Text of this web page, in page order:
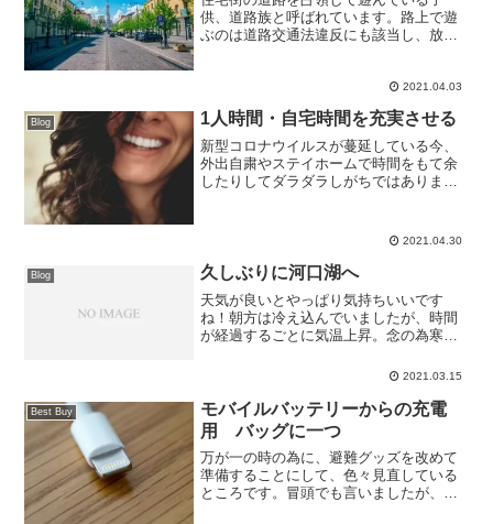
供、道路族と呼ばれています。路上で遊
ぶのは道路交通法違反にも該当し、放っ
ば解決することができるのか、うっかり
間違った行動をしない為にも事前調査が
必要です
2021.04.03
Blog 1人時間・自宅時間を充実させる
新型コロナウイルスが蔓延している今、
外出自粛やステイホームで時間をもて余
したりしてダラダラしがちではありませ
の仕事も充実させることができるでしょ
2021.04.30
Blog 久しぶりに河口湖へ
天気が良いとやっぱり気持ちいいです
ね！朝方は冷え込んでいましたが、時間
が経過するごとに気温上昇。念の為寒さ
た。こんにちは、KazublogのKazuです。
が、、、！風もあ...
2021.03.15
Best Buy
モバイルバッテリーからの充電
用 バッグに一つ
万が一の時の為に、避難グッズを改めて
準備することにして、色々見直している
ところです。冒頭でも言いましたが、ス